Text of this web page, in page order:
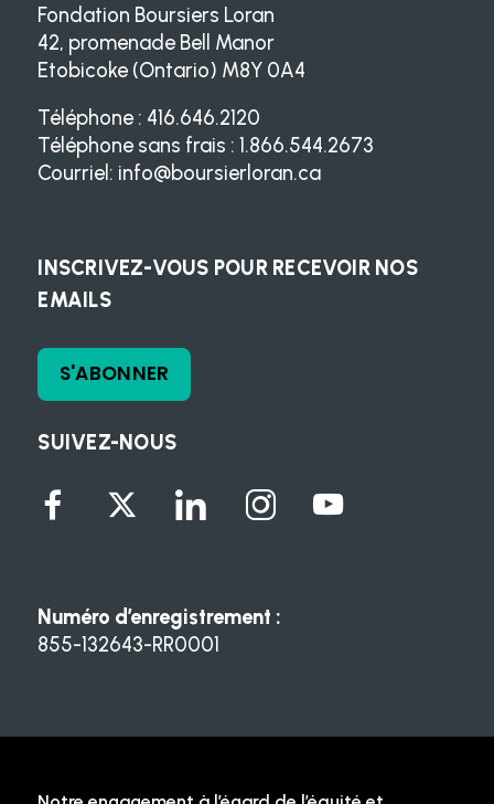
SUIVEZ-NOUS
Fondation Boursiers Loran
42, promenade Bell Manor
Etobicoke (Ontario) M8Y 0A4
Téléphone : 416.646.2120
Téléphone sans frais : 1.866.544.2673
Courriel: info@boursierloran.ca
INSCRIVEZ-VOUS POUR RECEVOIR NOS
EMAILS
S'ABONNER
Numéro d’enregistrement :
855-132643-RR0001